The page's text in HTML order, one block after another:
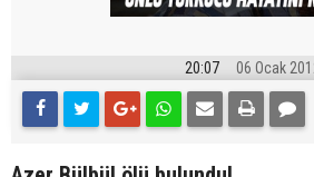
20:07 06 Ocak